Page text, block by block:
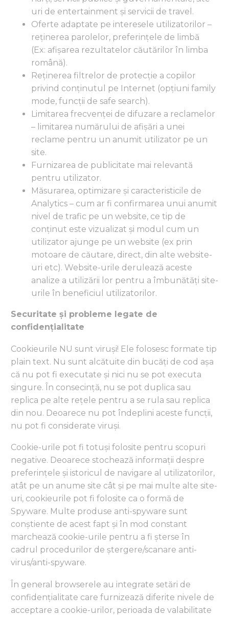
uri de entertainment și servicii de travel.
Oferte adaptate pe interesele utilizatorilor –
reținerea parolelor, preferințele de limbă
(Ex: afișarea rezultatelor căutărilor în limba
română).
Reținerea filtrelor de protecție a copiilor
privind conținutul pe Internet (opțiuni family
mode, funcții de safe search).
Limitarea frecvenței de difuzare a reclamelor
– limitarea numărului de afișări a unei
reclame pentru un anumit utilizator pe un
site.
Furnizarea de publicitate mai relevantă
pentru utilizator.
Măsurarea, optimizare și caracteristicile de
Analytics – cum ar fi confirmarea unui anumit
nivel de trafic pe un website, ce tip de
conținut este vizualizat și modul cum un
utilizator ajunge pe un website (ex prin
motoare de căutare, direct, din alte website-
uri etc). Website-urile derulează aceste
analize a utilizării lor pentru a îmbunătăți site-
urile în beneficiul utilizatorilor.
Securitate și probleme legate de
confidențialitate
Cookieurile NU sunt viruși! Ele folosesc formate tip
plain text. Nu sunt alcătuite din bucăți de cod așa
că nu pot fi executate și nici nu se pot executa
singure. În consecință, nu se pot duplica sau
replica pe alte rețele pentru a se rula sau replica
din nou. Deoarece nu pot îndeplini aceste funcții,
nu pot fi considerate viruși.
Cookie-urile pot fi totuși folosite pentru scopuri
negative. Deoarece stochează informații despre
preferințele și istoricul de navigare al utilizatorilor,
atât pe un anume site cât și pe mai multe alte site-
uri, cookieurile pot fi folosite ca o formă de
Spyware. Multe produse anti-spyware sunt
conștiente de acest fapt și în mod constant
marchează cookie-urile pentru a fi șterse în
cadrul procedurilor de ștergere/scanare anti-
virus/anti-spyware.
În general browserele au integrate setări de
confidențialitate care furnizează diferite nivele de
acceptare a cookie-urilor, perioada de valabilitate